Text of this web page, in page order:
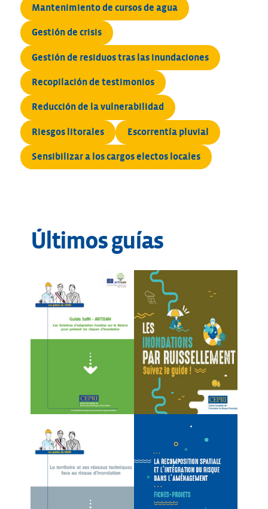
Mantenimiento de cursos de agua
Gestión de crisis
Gestión de residuos tras las inundaciones
Recopilación de testimonios
Reducción de la vulnerabilidad
Riesgos litorales Escorrentía pluvial
Sensibilizar a los cargos electos locales
Últimos guías